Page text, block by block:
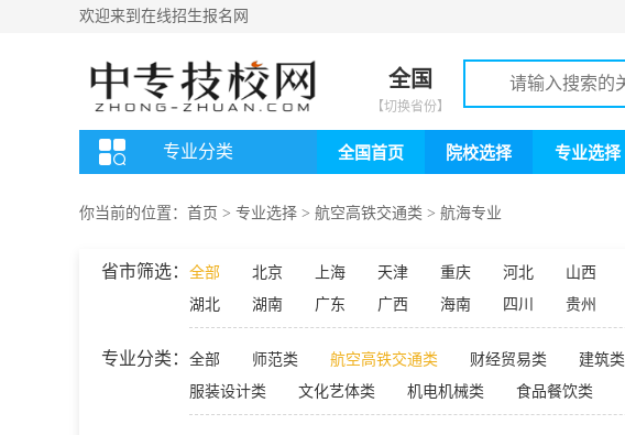
欢迎来到在线招生报名网
全国
【切换省份】
专业分类 全国首页 院校选择 专业选择
你当前的位置： 首页 > 专业选择 > 航空高铁交通类 > 航海专业
省市筛选： 全部 北京 上海 天津 重庆 河北 山西
湖北
湖南 广东 广西 海南 四川 贵州
专业分类： 全部 师范类 航空高铁交通类 财经贸易类 建筑类
服装设计类
文化艺体类 机电机械类 食品餐饮类